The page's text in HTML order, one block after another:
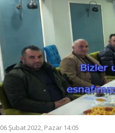
06 Şubat 2022, Pazar 14:05